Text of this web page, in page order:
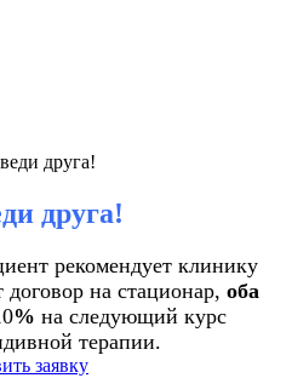
друга!
рекомендует клинику
договор на стационар, оба
% на следующий курс
терапии.
заявку